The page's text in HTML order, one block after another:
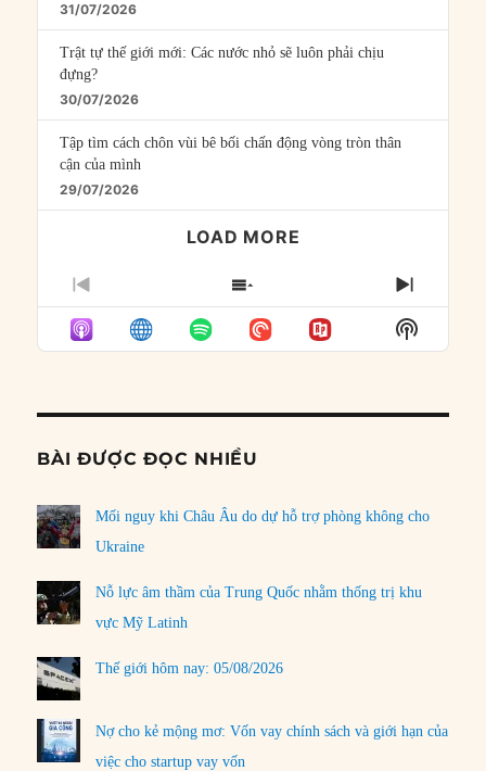
31/07/2026
Trật tự thế giới mới: Các nước nhỏ sẽ luôn phải chịu
đựng?
30/07/2026
Tập tìm cách chôn vùi bê bối chấn động vòng tròn thân
cận của mình
29/07/2026
LOAD MORE
PREVIOUS
EPISODE
SHOW
EPISODES
LIST
NEXT
Show
Podcast
BÀI ĐƯỢC ĐỌC NHIỀU
Mối nguy khi Châu Âu do dự hỗ trợ phòng không cho
Ukraine
Nỗ lực âm thầm của Trung Quốc nhằm thống trị khu
vực Mỹ Latinh
Thế giới hôm nay: 05/08/2026
Nợ cho kẻ mộng mơ: Vốn vay chính sách và giới hạn của
việc cho startup vay vốn